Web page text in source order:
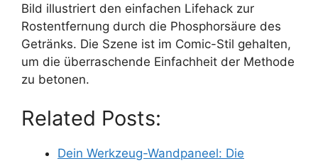
Bild illustriert den einfachen Lifehack zur
Rostentfernung durch die Phosphorsäure des
Getränks. Die Szene ist im Comic-Stil gehalten,
um die überraschende Einfachheit der Methode
zu betonen.
Related Posts:
Dein Werkzeug-Wandpaneel: Die